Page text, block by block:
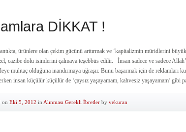
DİKKAT !
ürünlere olan çekim gücünü arttırmak ve ‘kapitalizmin müridlerini
cazibe dolu isimlerini çalmaya teşebbüs edilir. İnsan sadece ve sadece
muhtaç olduğuna inandırmaya uğraşır. Bunu başarmak için de reklamları
insan küçülür küçülür de ‘çaysız yaşayamam, kahvesiz yaşayamam’ gibi
on Eki 5, 2012 in Alınması Gerekli İbretler by vekuran